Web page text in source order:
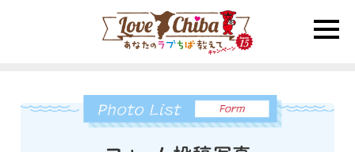
toggle